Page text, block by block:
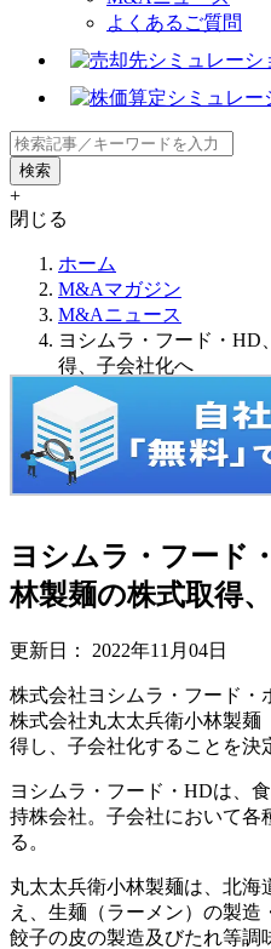
よくあるご質問
+
閉じる
ホーム
M&Aマガジン
M&Aニュース
ヨシムラ・フード・HD
得、子会社化へ
ヨシムラ・フード
林製麺の株式取得
更新日： 2022年11月04日
株式会社ヨシムラ・フード・
株式会社丸太太兵衛小林製麺
得し、子会社化することを決
ヨシムラ・フード・HDは、
持株会社。子会社において各
る。
丸太太兵衛小林製麺は、北
え、生麺（ラーメン）の製造
餃子の皮の製造及びたれ等調